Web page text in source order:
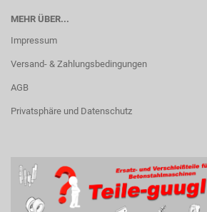
MEHR ÜBER...
Impressum
Versand- & Zahlungsbedingungen
AGB
Privatsphäre und Datenschutz